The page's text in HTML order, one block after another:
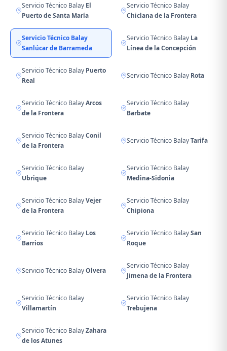
Servicio Técnico Balay El
Puerto de Santa María
Servicio Técnico Balay
Chiclana de la Frontera
Servicio Técnico Balay
Sanlúcar de Barrameda
Servicio Técnico Balay La
Línea de la Concepción
Servicio Técnico Balay Puerto
Real
Servicio Técnico Balay Rota
Servicio Técnico BalayArcos
de la Frontera
Servicio Técnico Balay
Barbate
Servicio Técnico BalayConil
de la Frontera
Servicio Técnico BalayTarifa
Servicio Técnico Balay
Ubrique
Servicio Técnico Balay
Medina-Sidonia
Servicio Técnico BalayVejer
de la Frontera
Servicio Técnico Balay
Chipiona
Servicio Técnico Balay Los
Barrios
Servicio Técnico BalaySan
Roque
Servicio Técnico BalayOlvera
Servicio Técnico Balay
Jimena de la Frontera
Servicio Técnico Balay
Villamartín
Servicio Técnico Balay
Trebujena
Servicio Técnico BalayZahara
de los Atunes